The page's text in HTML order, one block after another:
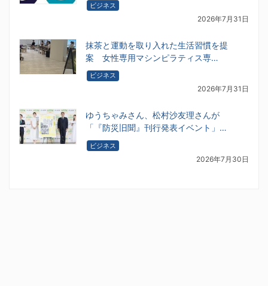
ビジネス
2026年7月31日
抹茶と運動を取り入れた生活習慣を提
案 女性専用マシンピラティス専…
ビジネス
2026年7月31日
ゆうちゃみさん、松村沙友理さんが
「『防災旧聞』刊行発表イベント」…
ビジネス
2026年7月30日